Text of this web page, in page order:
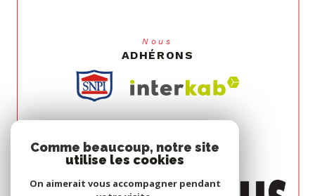
Nous
ADHÉRONS
Comme beaucoup, notre site
utilise les cookies
On aimerait vous accompagner pendant